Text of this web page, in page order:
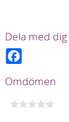
Dela med dig
b
o
k
Omdömen